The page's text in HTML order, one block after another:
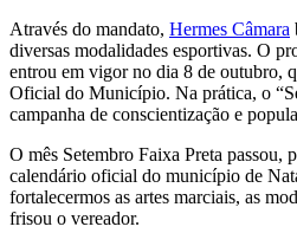
Através do mandato, Hermes Câmara
diversas modalidades esportivas. O
entrou em vigor no dia 8 de outubro,
Oficial do Município. Na prática, o
campanha de conscientização e
O mês Setembro Faixa Preta passou,
calendário oficial do município de
fortalecermos as artes marciais, as
frisou o vereador.